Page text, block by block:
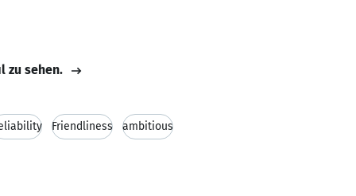
zu sehen.
Friendliness ambitious